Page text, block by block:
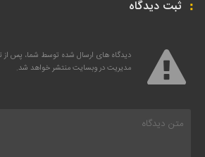
ثبت دیدگاه
دیدگاه های ارسال شده توسط شما، پس از
مدیریت در وبسایت منتشر خواهد شد.